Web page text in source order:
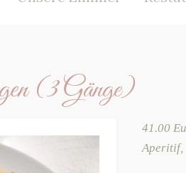
(3 Gänge)
41.00
Aperitif,